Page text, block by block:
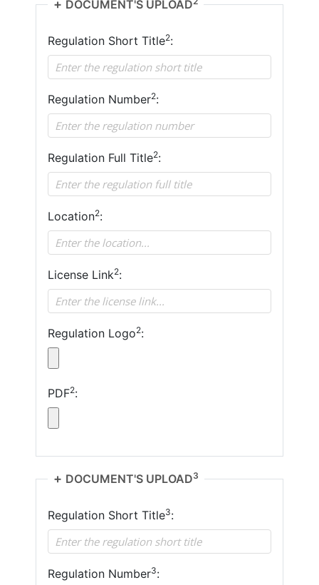
DOCUMENT'S UPLOAD
Regulation Short Title2:
Regulation Number2:
Regulation Full Title2:
Location2:
License Link2:
Regulation Logo2:
PDF2:
DOCUMENT'S UPLOAD3
Regulation Short Title3:
Regulation Number3: